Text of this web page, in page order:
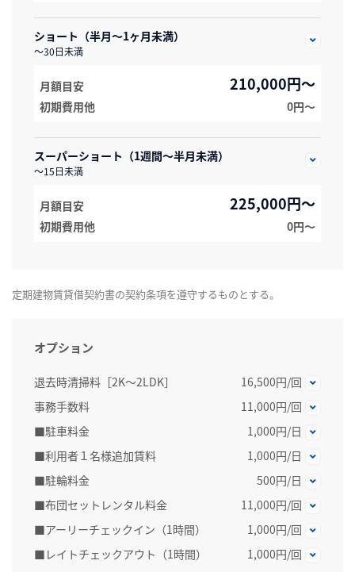
ショート（半月～1ヶ月未満）
～30日未満
月額目安 210,000円～
初期費用他 0円〜
スーパーショート（1週間～半月未満）
～15日未満
月額目安 225,000円～
初期費用他 0円〜
定期建物賃貸借契約書の契約条項を遵守するものとする。
オプション
退去時清掃料［2K～2LDK］
16,500円/回
事務手数料
11,000円/回
■駐車料金
1,000円/日
■利用者１名様追加賃料
1,000円/日
■駐輪料金
500円/日
■布団セットレンタル料金
11,000円/回
■アーリーチェックイン（1時間）
1,000円/回
■レイトチェックアウト（1時間）
1,000円/回